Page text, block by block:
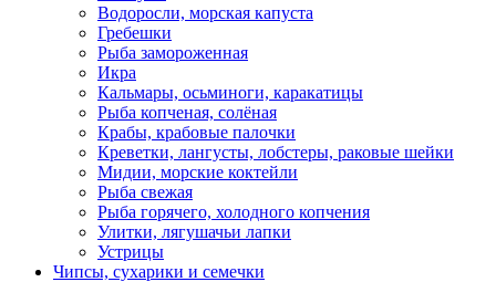
Водоросли, морская капуста
Гребешки
Рыба замороженная
Икра
Кальмары, осьминоги, каракатицы
Рыба копченая, солёная
Крабы, крабовые палочки
Креветки, лангусты, лобстеры, раковые шейки
Мидии, морские коктейли
Рыба свежая
Рыба горячего, холодного копчения
Улитки, лягушачьи лапки
Устрицы
Чипсы, сухарики и семечки